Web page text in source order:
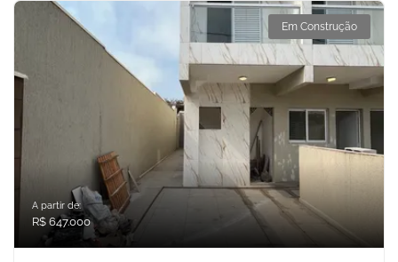
Em Construção
A partir de:
R$ 647.000